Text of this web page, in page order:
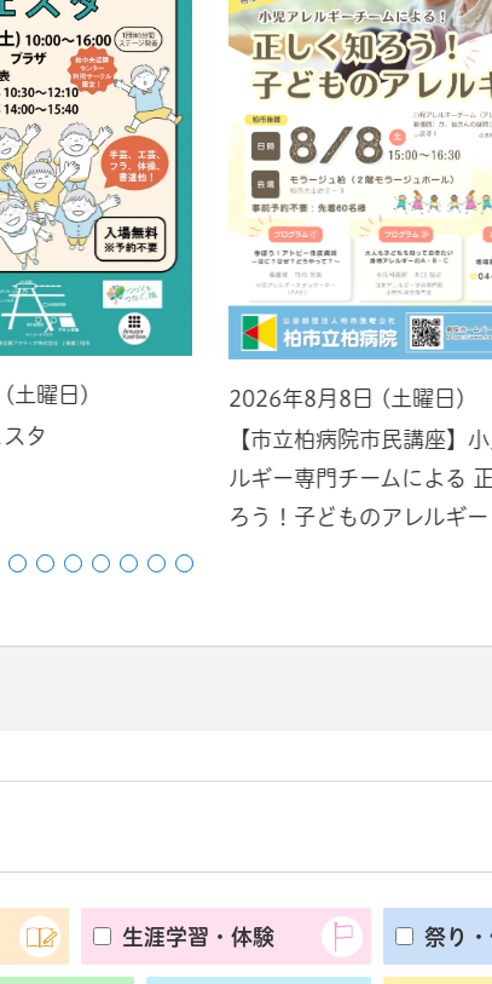
土曜日)
タ
2026年8月8日 (土曜日)
【市立柏病院市民講座】
ルギー専門チームによる
ろう！子どものアレルギー
生涯学習・体験 祭り